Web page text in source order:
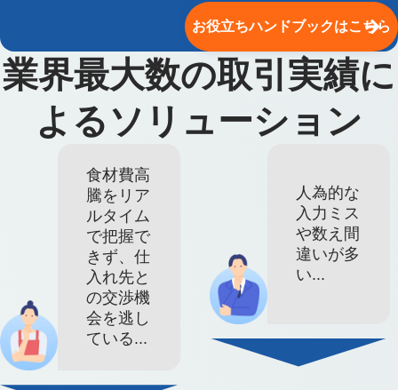
お役立ちハンドブックはこちら
業界最大数の取引実績に
よるソリューション
食材費高
騰をリア
ルタイム
で把握で
きず、仕
入れ先と
の交渉機
会を逃し
ている...
人為的な
入力ミス
や数え間
違いが多
い...